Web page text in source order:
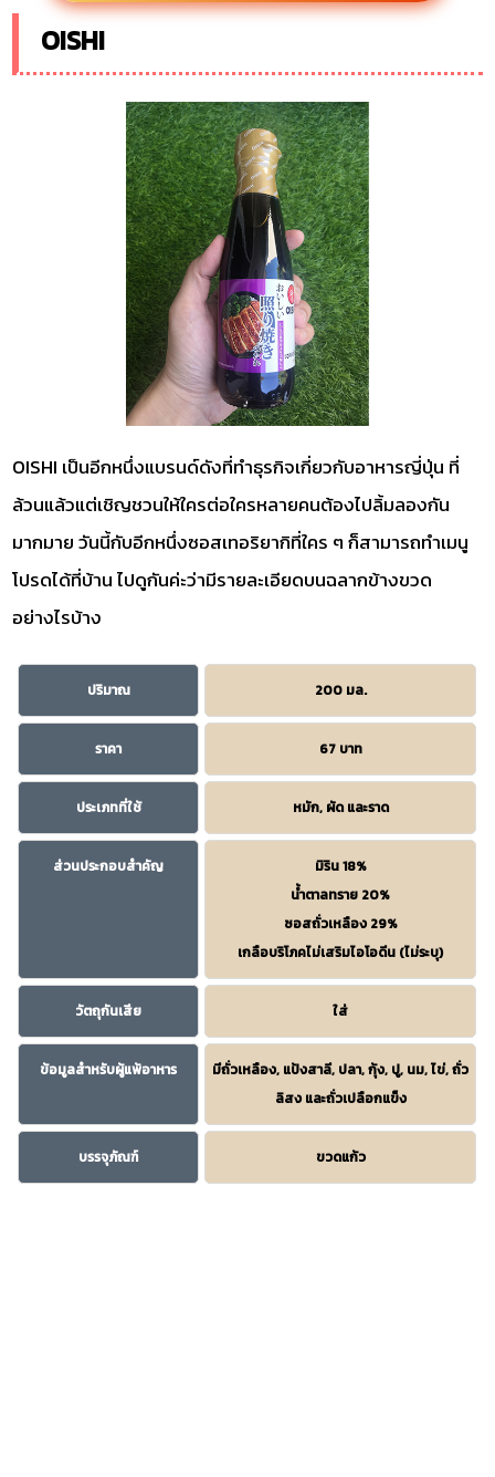
OISHI
OISHI เป็นอีกหนึ่งแบรนด์ดังที่ทำธุรกิจเกี่ยวกับอาหารญี่ปุ่น ที่
ล้วนแล้วแต่เชิญชวนให้ใครต่อใครหลายคนต้องไปลิ้มลองกัน
มากมาย วันนี้กับอีกหนึ่งซอสเทอริยากิที่ใคร ๆ ก็สามารถทำเมนู
โปรดได้ที่บ้าน ไปดูกันค่ะว่ามีรายละเอียดบนฉลากข้างขวด
อย่างไรบ้าง
ปริมาณ 200 มล.
ราคา 67 บาท
ประเภทที่ใช้ หมัก, ผัด และราด
ส่วนประกอบสำคัญ
มิริน 18%
น้ำตาลทราย 20%
ซอสถั่วเหลือง 29%
เกลือบริโภคไม่เสริมไอโอดีน (ไม่ระบุ)
วัตถุกันเสีย ใส่
ข้อมูลสำหรับผู้แพ้อาหาร
มีถั่วเหลือง, แป้งสาลี, ปลา, กุ้ง, ปู, นม, ไข่, ถั่ว
ลิสง และถั่วเปลือกแข็ง
บรรจุภัณฑ์ ขวดแก้ว